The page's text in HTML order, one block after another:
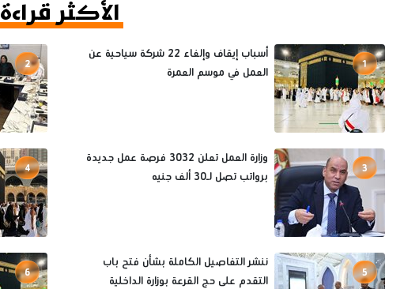
الأكثر قراءة
1
أسباب إيقاف وإلغاء 22 شركة سياحية عن
العمل في موسم العمرة
2
3
وزارة العمل تعلن 3032 فرصة عمل جديدة
برواتب تصل لـ30 ألف جنيه
4
5
ننشر التفاصيل الكاملة بشأن فتح باب
التقدم على حج القرعة بوزارة الداخلية
6